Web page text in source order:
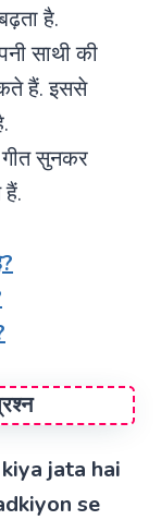
है.
साथी की
हैं. इससे
सुनकर
kiya jata hai
se